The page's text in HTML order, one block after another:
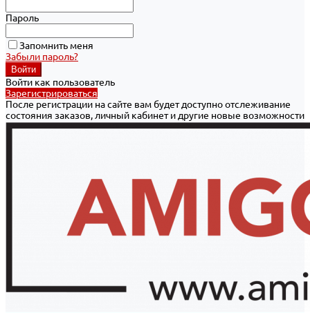
Пароль
Запомнить меня
Забыли пароль?
Войти как пользователь
Зарегистрироваться
После регистрации на сайте вам будет доступно отслеживание
состояния заказов, личный кабинет и другие новые возможности